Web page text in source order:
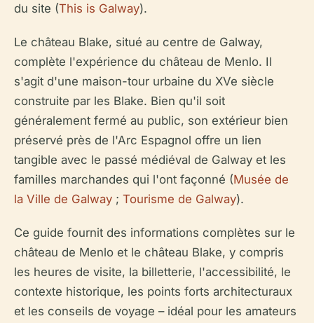
du site (This is Galway).
Le château Blake, situé au centre de Galway,
complète l'expérience du château de Menlo. Il
s'agit d'une maison-tour urbaine du XVe siècle
construite par les Blake. Bien qu'il soit
généralement fermé au public, son extérieur bien
préservé près de l'Arc Espagnol offre un lien
tangible avec le passé médiéval de Galway et les
familles marchandes qui l'ont façonné (Musée de
la Ville de Galway ; Tourisme de Galway).
Ce guide fournit des informations complètes sur le
château de Menlo et le château Blake, y compris
les heures de visite, la billetterie, l'accessibilité, le
contexte historique, les points forts architecturaux
et les conseils de voyage – idéal pour les amateurs